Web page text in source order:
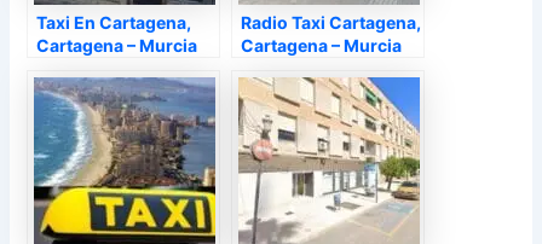
Taxi En Cartagena,
Cartagena – Murcia
Radio Taxi Cartagena,
Cartagena – Murcia